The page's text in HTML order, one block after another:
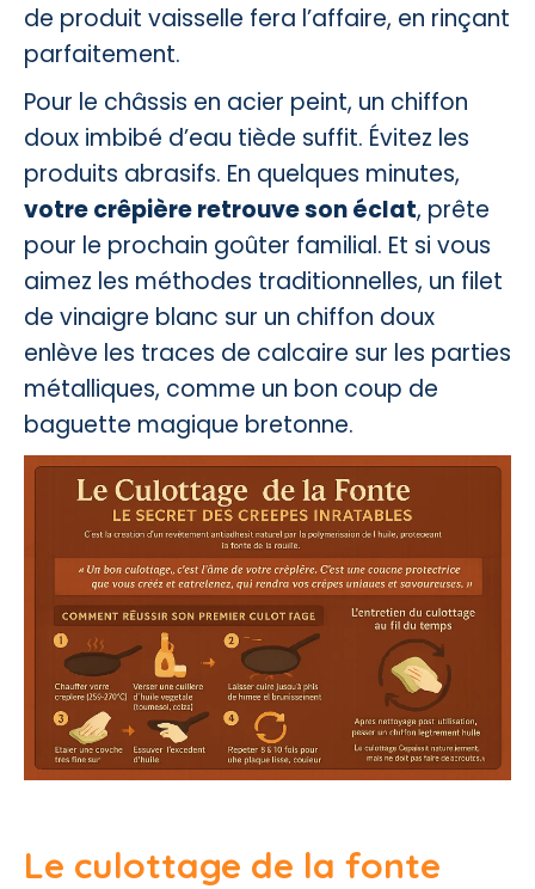
de produit vaisselle fera l’affaire, en rinçant
parfaitement.
Pour le châssis en acier peint, un chiffon
doux imbibé d’eau tiède suffit. Évitez les
produits abrasifs. En quelques minutes,
votre crêpière retrouve son éclat, prête
pour le prochain goûter familial. Et si vous
aimez les méthodes traditionnelles, un filet
de vinaigre blanc sur un chiffon doux
enlève les traces de calcaire sur les parties
métalliques, comme un bon coup de
baguette magique bretonne.
Le culottage de la fonte